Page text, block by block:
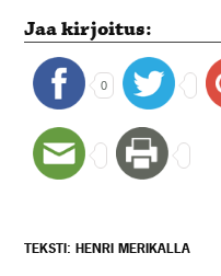
Jaa kirjoitus:
0
TEKSTI: HENRI MERIKALLA